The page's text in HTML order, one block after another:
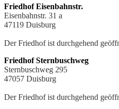
Friedhof Eisenbahnstr.
Eisenbahnstr. 31 a
47119 Duisburg
Der Friedhof ist durchgehend
Friedhof Sternbuschweg
Sternbuschweg 295
47057 Duisburg
Der Friedhof ist durchgehend